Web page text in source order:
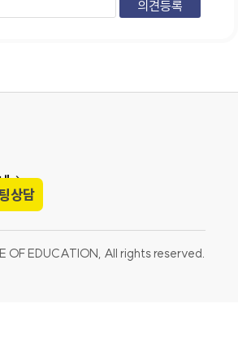
상담
EDUCATION, All rights reserved.